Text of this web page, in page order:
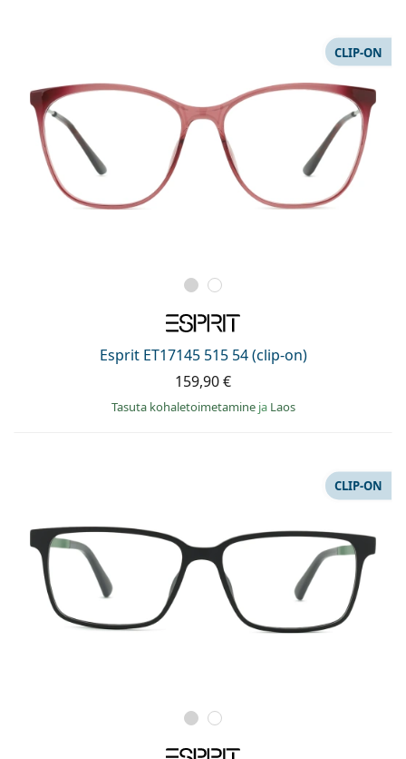
Esprit ET17145 515 54 (clip-on)
CLIP-ON
159,90 €
Tasuta kohaletoimetamine ja Laos
CLIP-ON